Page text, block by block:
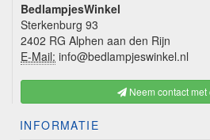
BedlampjesWinkel
Sterkenburg 93
2402 RG Alphen aan den Rijn
E-Mail: info@bedlampjeswinkel.nl
Neem contact met
INFORMATIE